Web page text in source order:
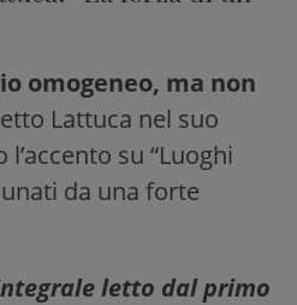
omogeneo, ma non
Lattuca nel suo
su “Luoghi
da una forte
letto dal primo